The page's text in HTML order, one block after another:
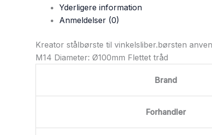
Yderligere information
Anmeldelser (0)
Kreator stålbørste til vinkelsliber.børsten
M14 Diameter: Ø100mm Flettet tråd
Brand
Forhandler